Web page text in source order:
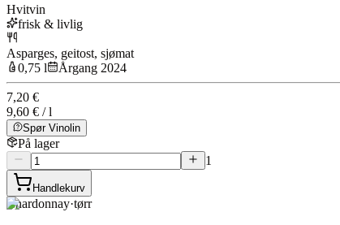
Hvitvin
frisk & livlig
Asparges, geitost, sjømat
0,75 l
Årgang 2024
7,20 €
9,60 € / l
Spør Vinolin
På lager
1
Handlekurv
Chardonnay·tørr